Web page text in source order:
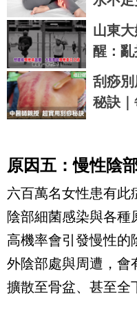
放鬆
山東
醒：
你
刮痧
秘訣
原因五：慢性陰
六百萬名女性患有此
陰部細菌感染與各
高機率會引發慢性的
外陰部處與周遭，會
擴散至骨盆、甚至全